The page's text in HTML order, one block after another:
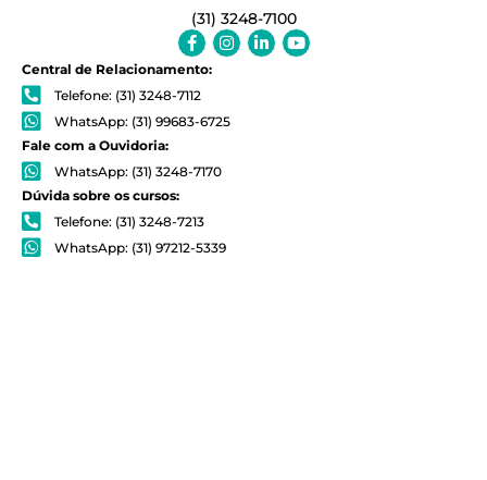
(31) 3248-7100
Facebook-
f
Instagram
Linkedin-
in
Youtube
Central de Relacionamento:
Telefone: (31) 3248-7112
WhatsApp: (31) 99683-6725
Fale com a Ouvidoria:
WhatsApp: (31) 3248-7170
Dúvida sobre os cursos:
Telefone: (31) 3248-7213
WhatsApp: (31) 97212-5339